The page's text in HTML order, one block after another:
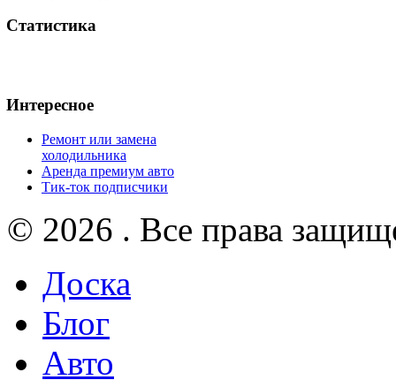
Статистика
Интересное
Ремонт или замена
холодильника
Аренда премиум авто
Тик-ток подписчики
© 2026 . Все права
Доска
Блог
Авто